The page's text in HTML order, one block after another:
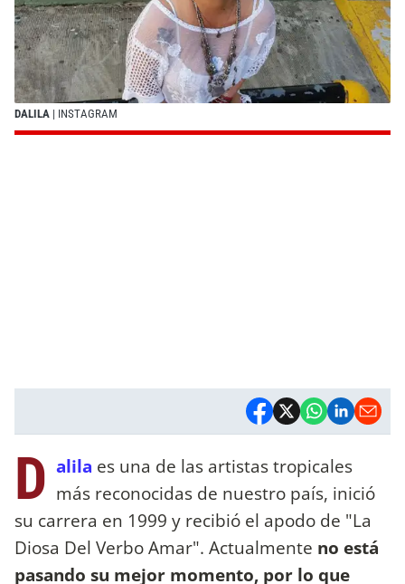
DALILA | INSTAGRAM
D alila es una de las artistas tropicales
más reconocidas de nuestro país, inició
su carrera en 1999 y recibió el apodo de "La
Diosa Del Verbo Amar". Actualmente no está
pasando su mejor momento, por lo que